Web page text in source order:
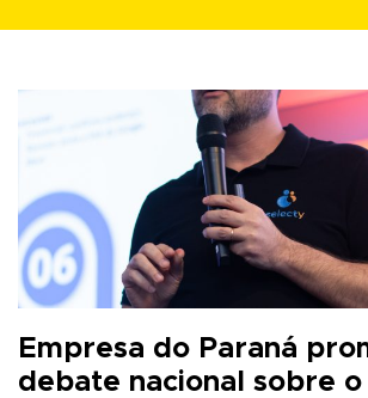
Empresa do Paraná
debate nacional sobre